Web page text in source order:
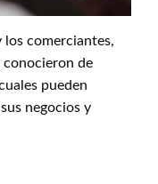
los comerciantes,
conocieron de
pueden
negocios y